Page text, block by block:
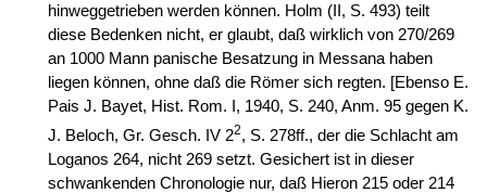
hinweggetrieben werden können. Holm (II, S. 493) teilt
diese Bedenken nicht, er glaubt, daß wirklich von 270/269
an 1000 Mann panische Besatzung in Messana haben
liegen können, ohne daß die Römer sich regten. [Ebenso E.
Pais J. Bayet, Hist. Rom. I, 1940, S. 240, Anm. 95 gegen K.
J. Beloch, Gr. Gesch. IV 22, S. 278ff., der die Schlacht am
Loganos 264, nicht 269 setzt. Gesichert ist in dieser
schwankenden Chronologie nur, daß Hieron 215 oder 214